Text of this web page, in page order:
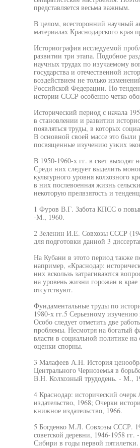
представляется весьма важным.
В целом, всесторонний научный
материалах Краснодарского края
Историография исследуемой
развитии три этапа. Подобное
научных трудах по изучаемому
государства и отечественной
воздействием не только
Российской Федерации. Но
истории СССР особенно четко
Исторический период с начала
в становлении и развитии
появляться труды, в которых
В основной своей массе это
посвященные изучению узких
В 1950-1960-х гг. в свет выходят
Среди них следует выделить
культурного уровня колхозного
в них послевоенная жизнь
некоторую прелвзятость и
1 Фуров В.Г. Забота КПСС о
-М., 1960.
2 Зеленин И.Е. Совхозы СССР
для подготовки данной 3
На Кубани в этото период также
например, «Краснодар:
них вскользь затрагиваются
на уровень жизни горожан в крае
отсутствуют.
Фундаментальные труды по
1980-х гг.5 Серьезному
Особо следует отметить две
проблемы. Несмотря на богатый
власти в социальной политике
оценки спорны.
3 Малафеев А.Н. История
Центрального Черноземья в
В.Н. Колхозный трудодень. - М.,
4 Краснодар: исторический
издательство, 1968; Очерки
книжное издательство, 1966.
5 Богденко М.Л. Совхозы СССР.
советской деревни, 1946-1958
Сибири в годы первой